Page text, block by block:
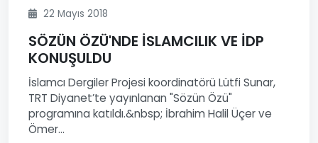
22 Mayıs 2018
SÖZÜN ÖZÜ'NDE İSLAMCILIK VE İDP
KONUŞULDU
İslamcı Dergiler Projesi koordinatörü Lütfi Sunar,
TRT Diyanet’te yayınlanan "Sözün Özü"
programına katıldı.&nbsp; İbrahim Halil Üçer ve
Ömer...